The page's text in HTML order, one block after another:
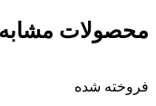
محصولات مشابه
فروخته شده